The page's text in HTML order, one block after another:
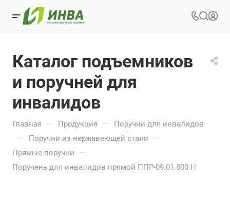
Каталог подъемников
и поручней для
инвалидов
Главная — Продукция — Поручни для инвалидов
— Поручни из нержавеющей стали —
Прямые поручни —
Поручень для инвалидов прямой ППР-09.01.800.Н